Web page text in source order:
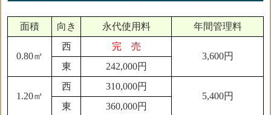
面積 向き 永代使用料 年間管理料
0.80㎡
西
完 売
3,600円
東
242,000円
1.20㎡
西
310,000円
5,400円
東
360,000円